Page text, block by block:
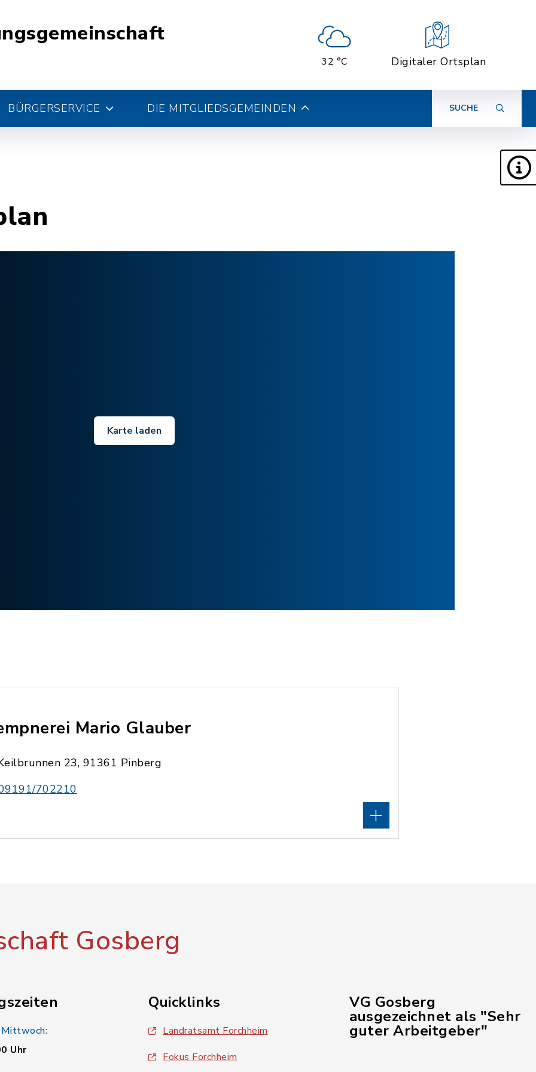
32 °C Digitaler Ortsplan
BÜRGERSERVICE DIE MITGLIEDSGEMEINDEN SUCHE
Karte laden
Mario Glauber
23, 91361 Pinberg
702210
Gosberg
Uhr
Quicklinks
Landratsamt Forchheim
Fokus Forchheim
VG Gosberg
ausgezeichnet als "Sehr
guter Arbeitgeber"